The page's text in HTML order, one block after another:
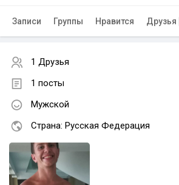
Записи Группы Нравится Друзья
1 Друзья
1 посты
Мужской
Страна: Русская Федерация